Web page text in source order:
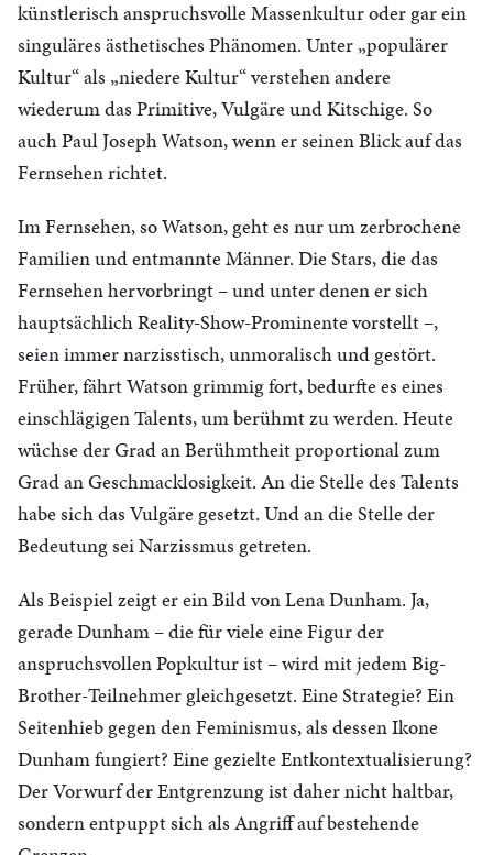
künstlerisch anspruchsvolle Massenkultur oder gar ein
singuläres ästhetisches Phänomen. Unter „populärer
Kultur“ als „niedere Kultur“ verstehen andere
wiederum das Primitive, Vulgäre und Kitschige. So
auch Paul Joseph Watson, wenn er seinen Blick auf das
Fernsehen richtet.
Im Fernsehen, so Watson, geht es nur um zerbrochene
Familien und entmannte Männer. Die Stars, die das
Fernsehen hervorbringt – und unter denen er sich
hauptsächlich Reality-Show-Prominente vorstellt –,
seien immer narzisstisch, unmoralisch und gestört.
Früher, fährt Watson grimmig fort, bedurfte es eines
einschlägigen Talents, um berühmt zu werden. Heute
wüchse der Grad an Berühmtheit proportional zum
Grad an Geschmacklosigkeit. An die Stelle des Talents
habe sich das Vulgäre gesetzt. Und an die Stelle der
Bedeutung sei Narzissmus getreten.
Als Beispiel zeigt er ein Bild von Lena Dunham. Ja,
gerade Dunham – die für viele eine Figur der
anspruchsvollen Popkultur ist – wird mit jedem Big-
Brother-Teilnehmer gleichgesetzt. Eine Strategie? Ein
Seitenhieb gegen den Feminismus, als dessen Ikone
Dunham fungiert? Eine gezielte Entkontextualisierung?
Der Vorwurf der Entgrenzung ist daher nicht haltbar,
sondern entpuppt sich als Angriff auf bestehende